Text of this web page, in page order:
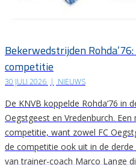
Bekerwedstrijden
competitie
30 JULI 2026 | NIEUWS
De KNVB koppelde Rohda’76 in
Oegstgeest en Vredenburch.
competitie, want zowel FC
de competitie ook uit in de
van trainer-coach Marco Lange